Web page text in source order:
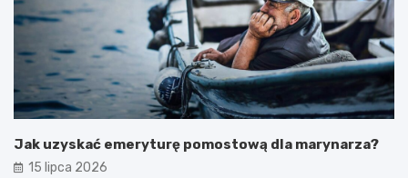
Jak uzyskać emeryturę pomostową dla marynarza?
15 lipca 2026